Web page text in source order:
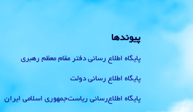
پیوندها
پایگاه اطلاع رسانی دفتر مقام معظم رهبری
پایگاه اطلاع رسانی دولت
پایگاه اطلاع‌رسانی ریاست‌جمهوری اسلامی ایران